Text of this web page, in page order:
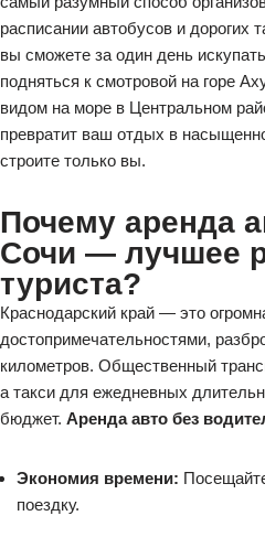
расписании автобусов и дорогих
вы сможете за один день
подняться к смотровой на горе
видом на море в Центральном
превратит ваш отдых в
строите только вы.
Почему аренда
Сочи — лучшее
туриста?
Краснодарский край — это
достопримечательностями,
километров. Общественный
а такси для ежедневных
бюджет. Аренда авто без
Экономия времени:
поездку.